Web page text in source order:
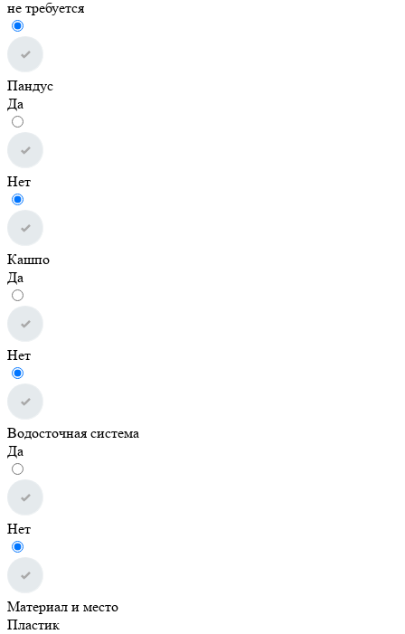
не требуется
Пандус
Да
Нет
Кашпо
Да
Нет
Водосточная система
Да
Нет
Материал и место
Пластик